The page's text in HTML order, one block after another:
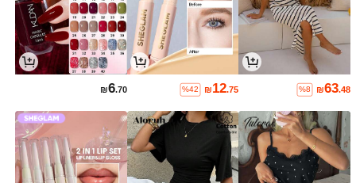
₪63.48
%8
₪12.75
%42
₪6.70